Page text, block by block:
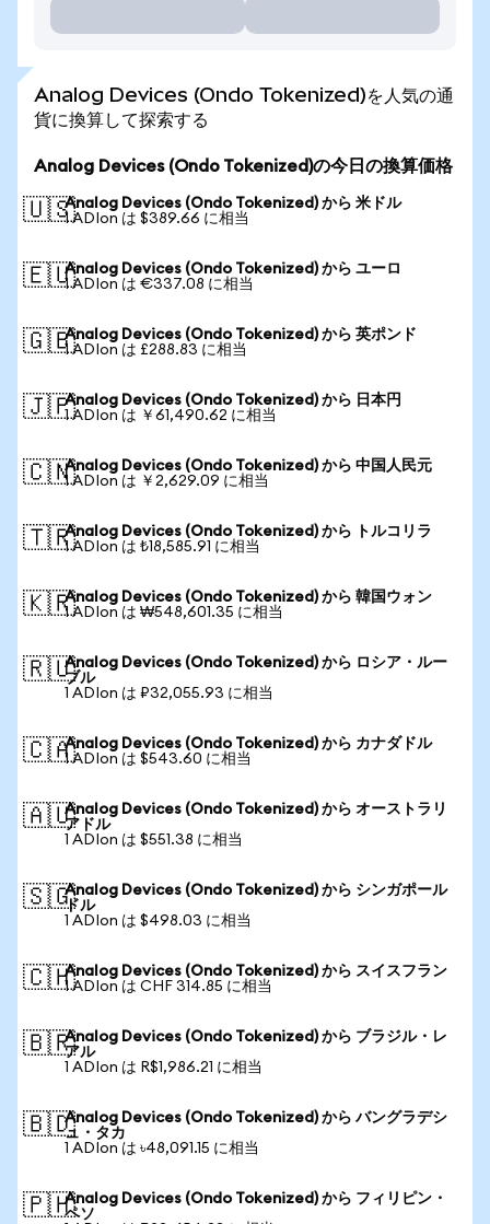
Analog Devices (Ondo Tokenized)を人気の通
貨に換算して探索する
Analog Devices (Ondo Tokenized)の今日の換算価格
🇺🇸Analog Devices (Ondo Tokenized) から 米ドル
1 ADIon は $389.66 に相当
🇪🇺Analog Devices (Ondo Tokenized) から ユーロ
1 ADIon は €337.08 に相当
🇬🇧Analog Devices (Ondo Tokenized) から 英ポンド
1 ADIon は £288.83 に相当
🇯🇵Analog Devices (Ondo Tokenized) から 日本円
1 ADIon は ￥61,490.62 に相当
🇨🇳Analog Devices (Ondo Tokenized) から 中国人民元
1 ADIon は ￥2,629.09 に相当
🇹🇷Analog Devices (Ondo Tokenized) から トルコリラ
1 ADIon は ₺18,585.91 に相当
🇰🇷Analog Devices (Ondo Tokenized) から 韓国ウォン
1 ADIon は ₩548,601.35 に相当
🇷🇺Analog Devices (Ondo Tokenized) から ロシア・ルー
ブル
1 ADIon は ₽32,055.93 に相当
🇨🇦Analog Devices (Ondo Tokenized) から カナダドル
1 ADIon は $543.60 に相当
🇦🇺Analog Devices (Ondo Tokenized) から オーストラリ
アドル
1 ADIon は $551.38 に相当
🇸🇬Analog Devices (Ondo Tokenized) から シンガポール
ドル
1 ADIon は $498.03 に相当
🇨🇭Analog Devices (Ondo Tokenized) から スイスフラン
1 ADIon は CHF 314.85 に相当
🇧🇷Analog Devices (Ondo Tokenized) から ブラジル・レ
アル
1 ADIon は R$1,986.21 に相当
🇧🇩Analog Devices (Ondo Tokenized) から バングラデシ
ュ・タカ
1 ADIon は ৳48,091.15 に相当
🇵🇭Analog Devices (Ondo Tokenized) から フィリピン・
ペソ